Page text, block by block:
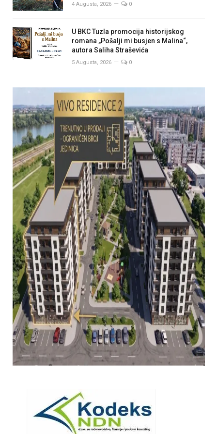
4 Augusta, 2026 0
U BKC Tuzla promocija historijskog
romana „Pošalji mi busjen s Malina“,
autora Saliha Straševića
5 Augusta, 2026 0